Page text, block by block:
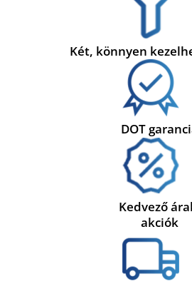
Két, könnyen
DOT
Kedvező
akciók